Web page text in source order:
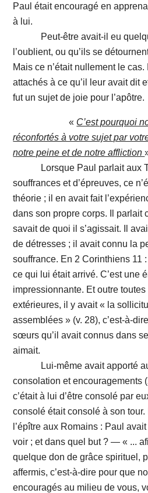
Paul était encouragé en
à lui.
Peut-être avait-il eu
l’oublient, ou qu’ils se
Mais ce n’était nullement le cas.
attachés à ce qu’il leur avait dit
fut un sujet de joie pour l’apôtre.
« C’est pourquoi
réconfortés à votre sujet par
notre peine et de notre affliction
Lorsque Paul parlait aux
souffrances et d’épreuves, ce
théorie ; il en avait fait
dans son propre corps. Il parlait
savait de quoi il s’agissait. Il
de détresses ; il avait connu la
souffrance. En 2 Corinthiens 11
ce qui lui était arrivé. C’est une
impressionnante. Et outre
extérieures, il y avait « la
assemblées » (v. 28), c’est-à-
sœurs qu’il avait connus dans
aimait.
Lui-même avait apporté
consolation et encouragements
c’était à lui d’être consolé par
consolé était consolé à son
l’épître aux Romains : Paul
voir ; et dans quel but ? — « ...
quelque don de grâce spirituel,
affermis, c’est-à-dire pour que
encouragés au milieu de vous,